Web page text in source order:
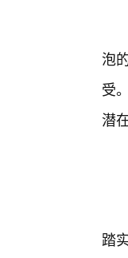
泡
受
潜
踏